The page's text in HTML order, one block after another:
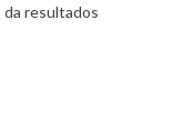
da resultados